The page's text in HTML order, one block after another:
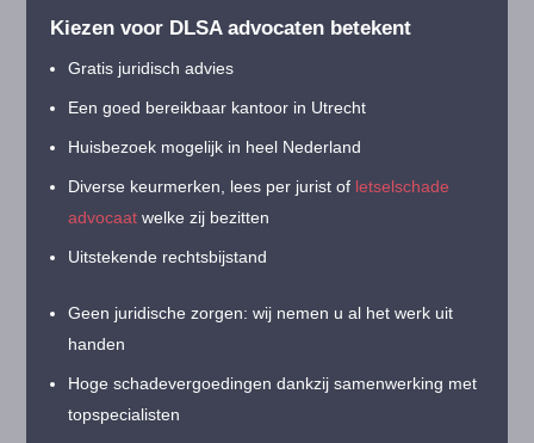
Kiezen voor DLSA advocaten betekent
Gratis juridisch advies
Een goed bereikbaar kantoor in Utrecht
Huisbezoek mogelijk in heel Nederland
Diverse keurmerken, lees per jurist of letselschade
advocaat welke zij bezitten
Uitstekende rechtsbijstand
Geen juridische zorgen: wij nemen u al het werk uit
handen
Hoge schadevergoedingen dankzij samenwerking met
topspecialisten